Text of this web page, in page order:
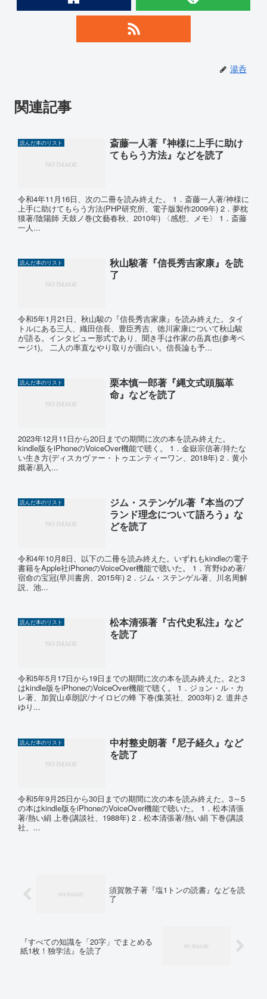
湯呑
関連記事
読んだ本のリスト
斎藤一人著『神様に上手に助け
てもらう方法』などを読了
令和4年11月16日、次の二冊を読み終えた。 1．斎藤一人著/神様に
上手に助けてもらう方法(PHP研究所、電子版製作2009年) 2．夢枕
獏著/陰陽師 天鼓ノ巻(文藝春秋、2010年) 〈感想、メモ〉 1．斎藤
一人...
読んだ本のリスト
秋山駿著『信長秀吉家康』を読
了
令和5年1月21日、秋山駿の『信長秀吉家康』を読み終えた。タイ
トルにある三人、織田信長、豊臣秀吉、徳川家康について秋山駿
が語る。インタビュー形式であり、聞き手は作家の岳真也(参考ペ
ージ1)。 二人の率直なやり取りが面白い。信長論も予...
読んだ本のリスト
栗本慎一郎著『縄文式頭脳革
命』などを読了
2023年12月11日から20日までの期間に次の本を読み終えた。
kindle版をiPhoneのVoiceOver機能で聴く。 1．金嶽宗信著/持たな
い生き方(ディスカヴァー・トゥエンティーワン、2018年) 2．黄小
娥著/易入...
読んだ本のリスト
ジム・ステンゲル著『本当のブ
ランド理念について語ろう』な
どを読了
令和4年10月8日、以下の二冊を読み終えた。いずれもkindleの電子
書籍をApple社iPhoneのVoiceOver機能で聴いた。 1．宵野ゆめ著/
宿命の宝冠(早川書房、2015年) 2．ジム・ステンゲル著、川名周解
説、池...
読んだ本のリスト
松本清張著『古代史私注』など
を読了
令和5年5月17日から19日までの期間に次の本を読み終えた。2と3
はkindle版をiPhoneのVoiceOver機能で聴く。 1．ジョン・ル・カ
レ著、加賀山卓朗訳/ナイロビの蜂 下巻(集英社、2003年) 2. 道井さ
ゆり...
読んだ本のリスト
中村整史朗著『尼子経久』など
を読了
令和5年9月25日から30日までの期間に次の本を読み終えた。3～5
の本はkindle版をiPhoneのVoiceOver機能で聴いた。 1．松本清張
著/熱い絹 上巻(講談社、1988年) 2．松本清張著/熱い絹 下巻(講談
社、...
須賀敦子著『塩1トンの読書』などを読
了
『すべての知識を「20字」でまとめる
紙1枚！独学法』を読了